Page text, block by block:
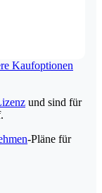
Kaufoptionen
und sind für
-Pläne für